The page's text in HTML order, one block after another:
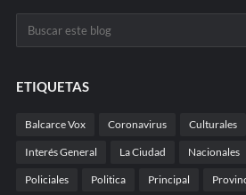
ETIQUETAS
Balcarce Vox Coronavirus Culturales
Interés General La Ciudad Nacionales
Policiales Politica Principal